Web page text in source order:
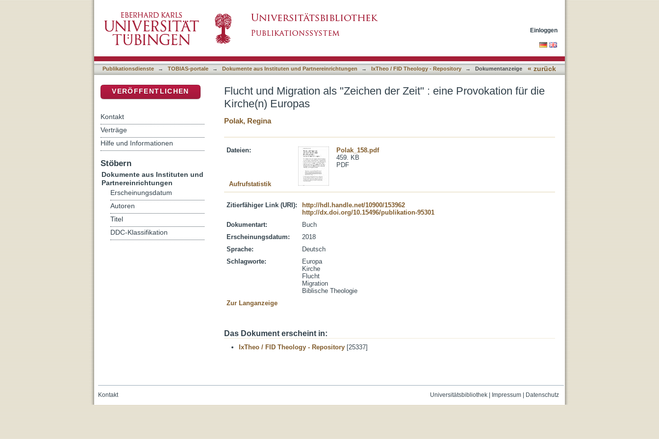
Einloggen
Publikationsdienste → TOBIAS-portale → Dokumente aus Instituten und Partnereinrichtungen → IxTheo / FID Theology - Repository → Dokumentanzeige « zurück
Flucht und Migration als "Zeichen der Zeit" : eine Provokation für die
Kirche(n) Europas
Polak, Regina
Dateien:
Polak_158.pdf
459. KB
PDF
Aufrufstatistik
Zitierfähiger Link (URI):
http://hdl.handle.net/10900/153962
http://dx.doi.org/10.15496/publikation-95301
Dokumentart:
Buch
Erscheinungsdatum:
2018
Sprache:
Deutsch
Schlagworte:
Europa
Kirche
Flucht
Migration
Biblische Theologie
Zur Langanzeige
Das Dokument erscheint in:
IxTheo / FID Theology - Repository [25337]
VERÖFFENTLICHEN
Kontakt
Verträge
Hilfe und Informationen
Stöbern
Dokumente aus Instituten und
Partnereinrichtungen
Erscheinungsdatum
Autoren
Titel
DDC-Klassifikation
Universitätsbibliothek| Impressum| Datenschutz
Kontakt